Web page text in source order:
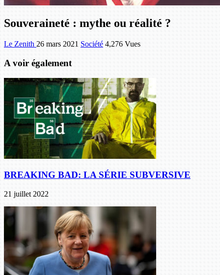
Souveraineté : mythe ou réalité ?
Le Zenith 26 mars 2021 Société 4,276 Vues
A voir également
BREAKING BAD: LA SÉRIE SUBVERSIVE
21 juillet 2022